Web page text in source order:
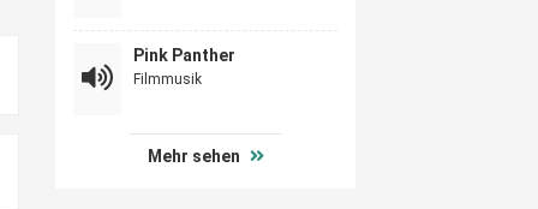
Pink Panther
Filmmusik
Mehr sehen